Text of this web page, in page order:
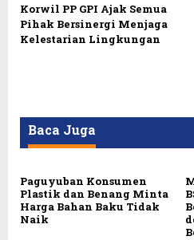
Korwil PP GPI Ajak Semua
Pihak Bersinergi Menjaga
Kelestarian Lingkungan
Baca Juga
Paguyuban Konsumen
Plastik dan Benang Minta
Harga Bahan Baku Tidak
Naik